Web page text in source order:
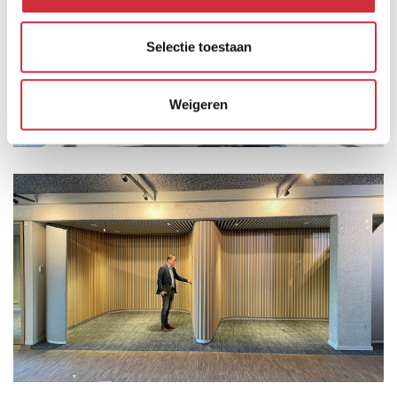
Selectie toestaan
Weigeren